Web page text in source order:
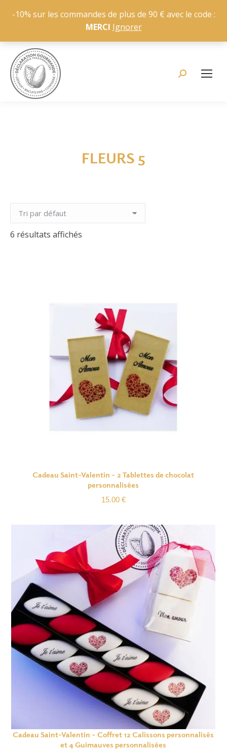
-10% sur les commandes de plus de 90 € avec le code :
MERCI Ignorer
Recherche
FLEURS 5
Vous êtes ici :
6 résultats affichés
Cadeau Saint-Valentin – 2 Tablettes de chocolat
personnalisées
15.00 €
Cadeau Saint-Valentin – Coffret 12 Calissons personnalisés
et 4 Guimauves personnalisées